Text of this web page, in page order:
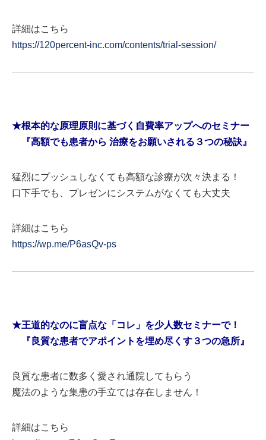
詳細はこちら
https://120percent-inc.com/contents/trial-session/
★根本的な原理原則に基づく自費率アップへのセミナー
『高額でも患者から 治療をお願いされる３つの秘訣』
猛烈にプッシュしなくても高額な診療が次々決まる！
口下手でも、プレゼンにシステムがなくても大丈夫
詳細はこちら
https://wp.me/P6asQv-ps
★王道的なのに盲点な「コレ」を少人数セミナーで！
『良質な患者でアポイントを埋め尽くす３つの急所』
良質な患者に数多く愛され通院してもらう
魔法のような集患の手立ては存在しません！
詳細はこちら